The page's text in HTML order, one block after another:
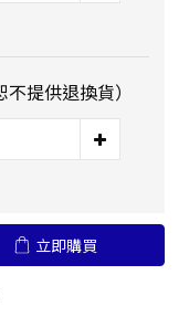
提供退換貨）
立即購買